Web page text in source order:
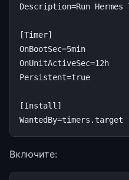
Description=Run
[Timer]
OnBootSec=5min
OnUnitActiveSec=12h
Persistent=true
[Install]
WantedBy=timers.target
Включите: